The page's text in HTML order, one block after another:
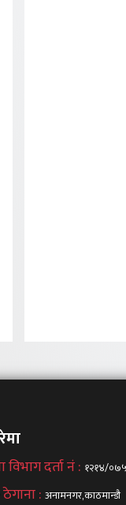
दर्ता नं : १२१४/
: अनामनगर,काठमान्डौ